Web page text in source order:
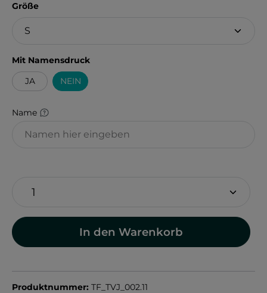
Größeauswählen
Mit Namensdruckauswählen
JA
NEIN
Name
In den Warenkorb
Produktnummer: TF_TVJ_002.11